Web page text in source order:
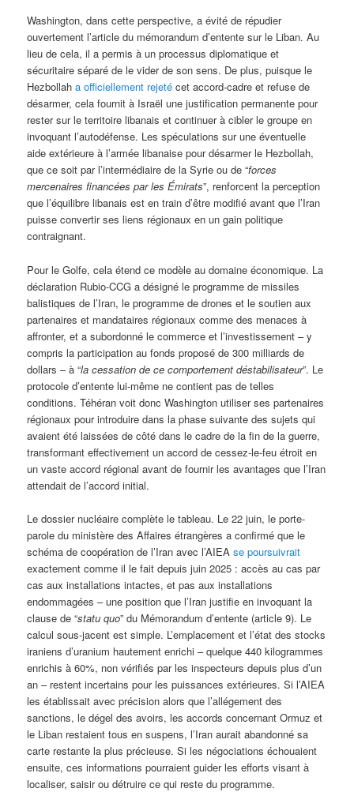
Washington, dans cette perspective, a évité de répudier
ouvertement l’article du mémorandum d’entente sur le Liban. Au
lieu de cela, il a permis à un processus diplomatique et
sécuritaire séparé de le vider de son sens. De plus, puisque le
Hezbollaha officiellement rejeté cet accord-cadre et refuse de
désarmer, cela fournit à Israël une justification permanente pour
rester sur le territoire libanais et continuer à cibler le groupe en
invoquant l’autodéfense. Les spéculations sur une éventuelle
aide extérieure à l’armée libanaise pour désarmer le Hezbollah,
que ce soit par l’intermédiaire de la Syrie ou de “forces
mercenaires financées par les Émirats”, renforcent la perception
que l’équilibre libanais est en train d’être modifié avant que l’Iran
puisse convertir ses liens régionaux en un gain politique
contraignant.
Pour le Golfe, cela étend ce modèle au domaine économique. La
déclaration Rubio-CCG a désigné le programme de missiles
balistiques de l’Iran, le programme de drones et le soutien aux
partenaires et mandataires régionaux comme des menaces à
affronter, et a subordonné le commerce et l’investissement – y
compris la participation au fonds proposé de 300 milliards de
dollars – à “la cessation de ce comportement déstabilisateur”. Le
protocole d’entente lui-même ne contient pas de telles
conditions. Téhéran voit donc Washington utiliser ses partenaires
régionaux pour introduire dans la phase suivante des sujets qui
avaient été laissées de côté dans le cadre de la fin de la guerre,
transformant effectivement un accord de cessez-le-feu étroit en
un vaste accord régional avant de fournir les avantages que l’Iran
attendait de l’accord initial.
Le dossier nucléaire complète le tableau. Le 22 juin, le porte-
parole du ministère des Affaires étrangères a confirmé que le
schéma de coopération de l’Iran avec l’AIEAse poursuivrait
exactement comme il le fait depuis juin 2025 : accès au cas par
cas aux installations intactes, et pas aux installations
endommagées – une position que l’Iran justifie en invoquant la
clause de “statu quo” du Mémorandum d’entente (article 9). Le
calcul sous-jacent est simple. L’emplacement et l’état des stocks
iraniens d’uranium hautement enrichi – quelque 440 kilogrammes
enrichis à 60%, non vérifiés par les inspecteurs depuis plus d’un
an – restent incertains pour les puissances extérieures. Si l’AIEA
les établissait avec précision alors que l’allégement des
sanctions, le dégel des avoirs, les accords concernant Ormuz et
le Liban restaient tous en suspens, l’Iran aurait abandonné sa
carte restante la plus précieuse. Si les négociations échouaient
ensuite, ces informations pourraient guider les efforts visant à
localiser, saisir ou détruire ce qui reste du programme.